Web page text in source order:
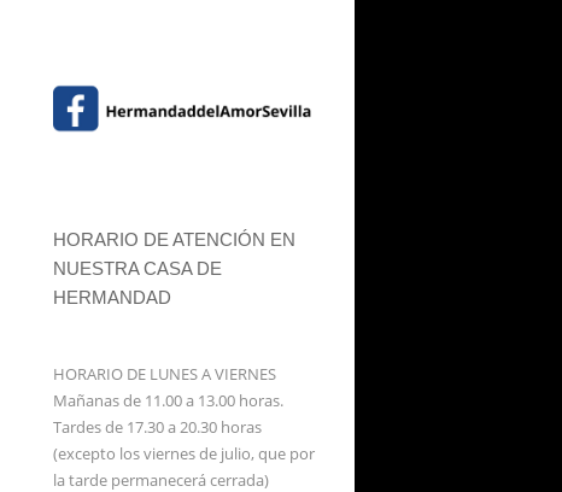
HORARIO DE ATENCIÓN EN
NUESTRA CASA DE
HERMANDAD
HORARIO DE LUNES A VIERNES
Mañanas de 11.00 a 13.00 horas.
Tardes de 17.30 a 20.30 horas
(excepto los viernes de julio, que por
la tarde permanecerá cerrada)